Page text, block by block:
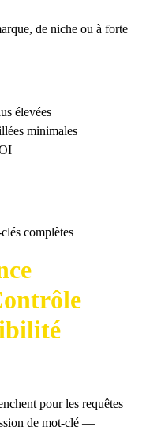
de niche ou à forte
élevées
minimales
complètes
pour les requêtes
de mot-clé —